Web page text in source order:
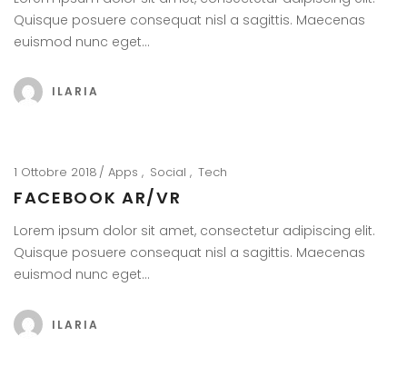
Quisque posuere consequat nisl a sagittis. Maecenas
euismod nunc eget…
ILARIA
1 Ottobre 2018 Apps Social Tech
FACEBOOK AR/VR
Lorem ipsum dolor sit amet, consectetur adipiscing elit.
Quisque posuere consequat nisl a sagittis. Maecenas
euismod nunc eget…
ILARIA